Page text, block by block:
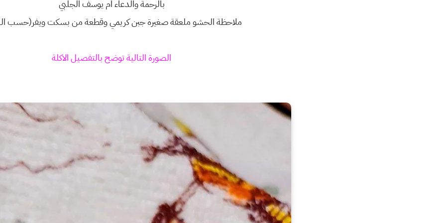
بالرحمة والدعاء ام يوسف الجلبي
ملاحظة الحشو ملعقة صغيرة جبن كريمي وقطعة من بسكت ويفر(حسب
الصورة التالية توضح بالتفصيل الاكلة